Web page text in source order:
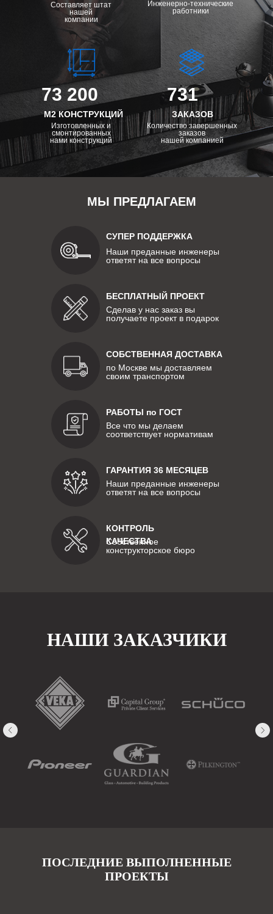
Составляет штат
нашей
компании
73 200
М2 КОНСТРУКЦИЙ
Изготовленных и
смонтированных
нами конструкций
731
ЗАКАЗОВ
Количество завершенных
заказов
нашей компанией
Инженерно-технические
работники
МЫ ПРЕДЛАГАЕМ
СУПЕР ПОДДЕРЖКА
Наши преданные инженеры
ответят на все вопросы
БЕСПЛАТНЫЙ ПРОЕКТ
Сделав у нас заказ вы
получаете проект в подарок
СОБСТВЕННАЯ ДОСТАВКА
по Москве мы доставляем
своим транспортом
РАБОТЫ по ГОСТ
Все что мы делаем
соответствует нормативам
КОНТРОЛЬ
КАЧЕСТВА
Собственное
конструкторское бюро
ГАРАНТИЯ 36 МЕСЯЦЕВ
Наши преданные инженеры
ответят на все вопросы
НАШИ ЗАКАЗЧИКИ
ПОСЛЕДНИЕ ВЫПОЛНЕННЫЕ
ПРОЕКТЫ